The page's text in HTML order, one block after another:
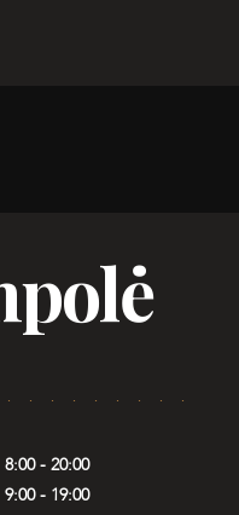
8:00 - 20:00
9:00 - 19:00